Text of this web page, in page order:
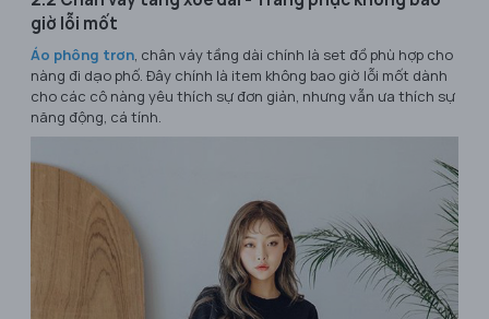
giờ lỗi mốt
Áo phông trơn, chân váy tầng dài chính là set đồ phù hợp cho
nàng đi dạo phố. Đây chính là item không bao giờ lỗi mốt dành
cho các cô nàng yêu thích sự đơn giản, nhưng vẫn ưa thích sự
năng động, cá tính.